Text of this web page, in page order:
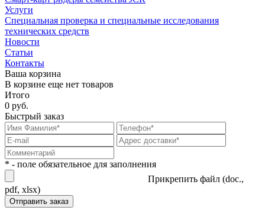
Услуги
Специальная проверка и специальные исследования
технических средств
Новости
Статьи
Контакты
Ваша корзина
В корзине еще нет товаров
Итого
0 руб.
Быстрый заказ
* - поле обязательное для заполнения
Прикрепить файл (doc.,
pdf, xlsx)